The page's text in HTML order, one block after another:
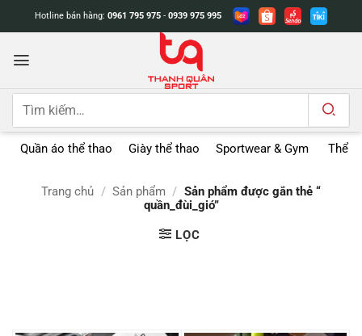
dung
Hotline bán hàng: 0961 795 975 - 0939 975 995
Tìm
Quần áo thể thao Giày thể thao Sportwear & Gym Thể
Trang chủ / Sản phẩm / Sản phẩm được gắn thẻ “
quần_đùi_gió”
LỌC